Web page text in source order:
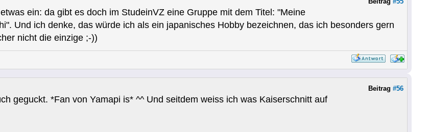
ein: da gibt es doch im StudeinVZ eine Gruppe mit dem Titel: "Meine
Und ich denke, das würde ich als ein japanisches Hobby bezeichnen, das ich besonders gern
nicht die einzige ;-))
Beitrag #56
geguckt. *Fan von Yamapi is* ^^ Und seitdem weiss ich was Kaiserschnitt auf